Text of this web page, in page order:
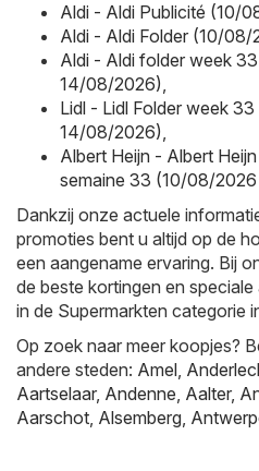
Aldi - Aldi Publicité (10/
Aldi - Aldi Folder (10/
Aldi - Aldi folder week
14/08/2026),
Lidl - Lidl Folder week
14/08/2026),
Albert Heijn - Albert
semaine 33 (10/08/
Dankzij onze actuele
promoties bent u altijd op de
een aangename ervaring. Bij
de beste kortingen en
in de Supermarkten categorie
Op zoek naar meer koopjes?
andere steden: Amel,
Aartselaar, Andenne, Aalter,
Aarschot, Alsemberg,